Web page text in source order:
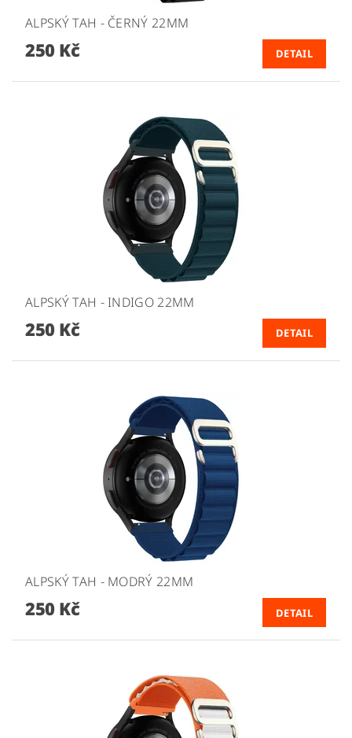
ALPSKÝ TAH - ČERNÝ 22MM
250 Kč DETAIL
ALPSKÝ TAH - INDIGO 22MM
250 Kč DETAIL
ALPSKÝ TAH - MODRÝ 22MM
250 Kč DETAIL